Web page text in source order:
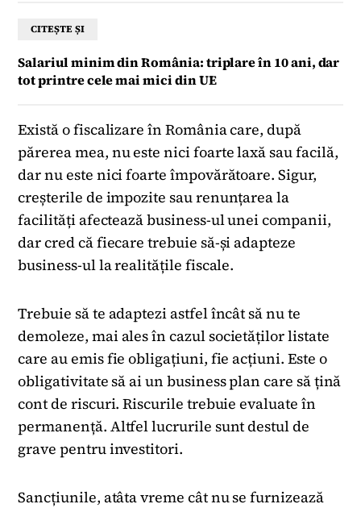
CITEȘTE ȘI
Salariul minim din România: triplare în 10 ani, dar
tot printre cele mai mici din UE
Există o fiscalizare în România care, după
părerea mea, nu este nici foarte laxă sau facilă,
dar nu este nici foarte împovărătoare. Sigur,
creșterile de impozite sau renunțarea la
facilități afectează business-ul unei companii,
dar cred că fiecare trebuie să-și adapteze
business-ul la realitățile fiscale.
Trebuie să te adaptezi astfel încât să nu te
demoleze, mai ales în cazul societăților listate
care au emis fie obligațiuni, fie acțiuni. Este o
obligativitate să ai un business plan care să țină
cont de riscuri. Riscurile trebuie evaluate în
permanență. Altfel lucrurile sunt destul de
grave pentru investitori.
Sancțiunile, atâta vreme cât nu se furnizează